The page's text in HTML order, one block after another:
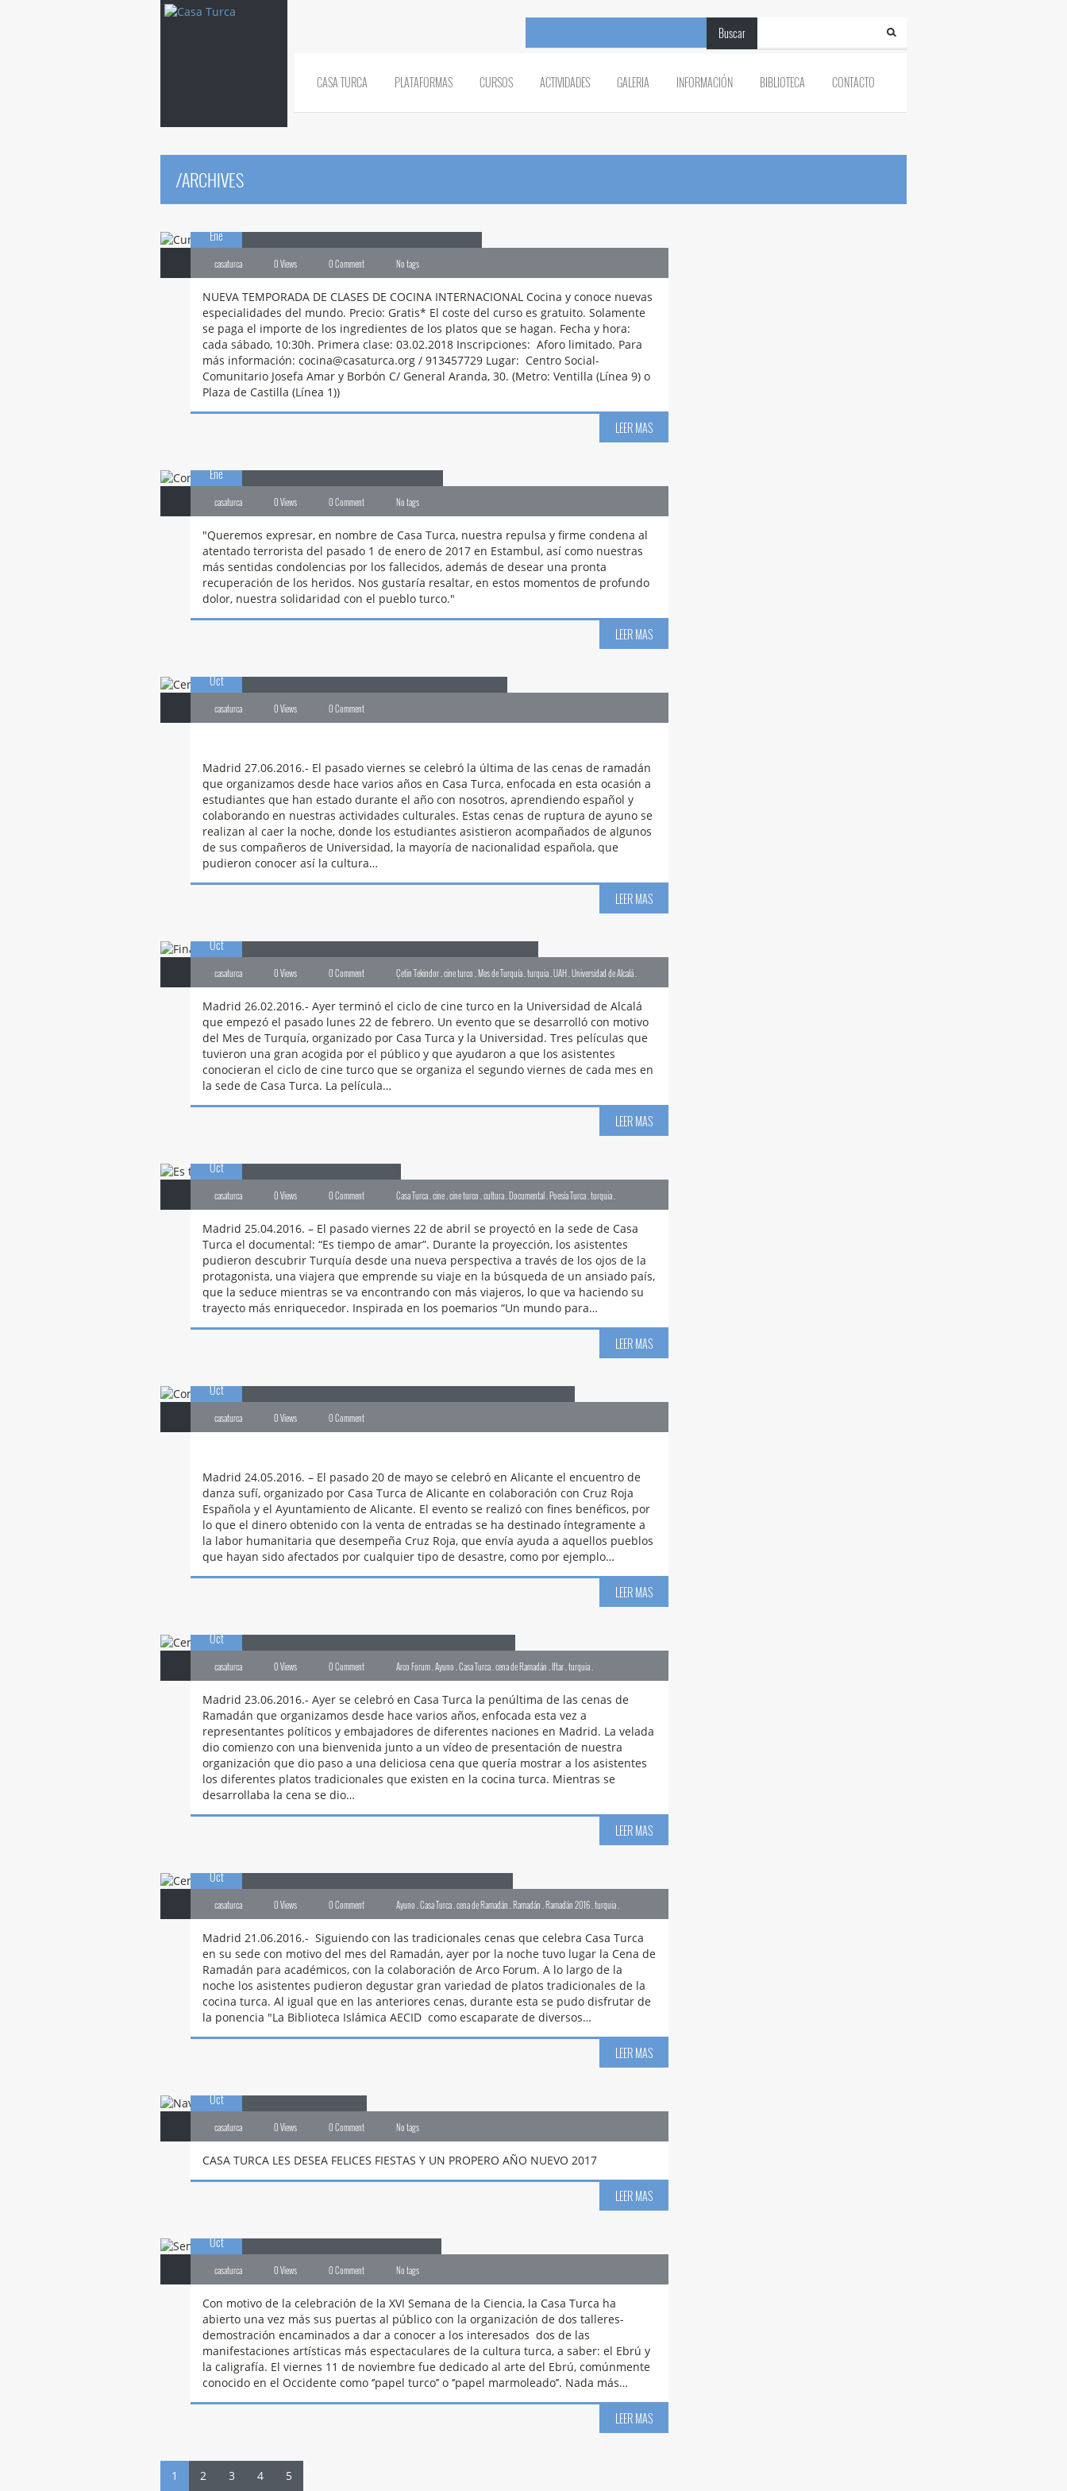
Buscar
CASA TURCA PLATAFORMAS CURSOS ACTIVIDADES GALERIA INFORMACIÓN BIBLIOTECA CONTACTO
/ARCHIVES
23
Ene
casaturca 0 Views 0 Comment No tags
NUEVA TEMPORADA DE CLASES DE COCINA INTERNACIONAL Cocina y conoce nuevas
especialidades del mundo. Precio: Gratis* El coste del curso es gratuito. Solamente
se paga el importe de los ingredientes de los platos que se hagan. Fecha y hora:
cada sábado, 10:30h. Primera clase: 03.02.2018 Inscripciones: Aforo limitado. Para
más información: cocina@casaturca.org / 913457729 Lugar: Centro Social-
Comunitario Josefa Amar y Borbón C/ General Aranda, 30. (Metro: Ventilla (Línea 9) o
Plaza de Castilla (Línea 1))
LEER MAS
Ene
casaturca 0 Views 0 Comment No tags
"Queremos expresar, en nombre de Casa Turca, nuestra repulsa y firme condena al
atentado terrorista del pasado 1 de enero de 2017 en Estambul, así como nuestras
más sentidas condolencias por los fallecidos, además de desear una pronta
recuperación de los heridos. Nos gustaría resaltar, en estos momentos de profundo
dolor, nuestra solidaridad con el pueblo turco."
LEER MAS
Oct
casaturca 0 Views 0 Comment
Madrid 27.06.2016.- El pasado viernes se celebró la última de las cenas de ramadán
que organizamos desde hace varios años en Casa Turca, enfocada en esta ocasión a
estudiantes que han estado durante el año con nosotros, aprendiendo español y
colaborando en nuestras actividades culturales. Estas cenas de ruptura de ayuno se
realizan al caer la noche, donde los estudiantes asistieron acompañados de algunos
de sus compañeros de Universidad, la mayoría de nacionalidad española, que
pudieron conocer así la cultura…
LEER MAS
Oct
casaturca 0 Views 0 Comment Çetin Tekindor . cine turco . Mes de Turquía . turquia . UAH . Universidad de Alcalá .
Madrid 26.02.2016.- Ayer terminó el ciclo de cine turco en la Universidad de Alcalá
que empezó el pasado lunes 22 de febrero. Un evento que se desarrolló con motivo
del Mes de Turquía, organizado por Casa Turca y la Universidad. Tres películas que
tuvieron una gran acogida por el público y que ayudaron a que los asistentes
conocieran el ciclo de cine turco que se organiza el segundo viernes de cada mes en
la sede de Casa Turca. La película…
LEER MAS
Oct
casaturca 0 Views 0 Comment Casa Turca . cine . cine turco . cultura . Documental . Poesía Turca . turquia .
Madrid 25.04.2016. – El pasado viernes 22 de abril se proyectó en la sede de Casa
Turca el documental: “Es tiempo de amar”. Durante la proyección, los asistentes
pudieron descubrir Turquía desde una nueva perspectiva a través de los ojos de la
protagonista, una viajera que emprende su viaje en la búsqueda de un ansiado país,
que la seduce mientras se va encontrando con más viajeros, lo que va haciendo su
trayecto más enriquecedor. Inspirada en los poemarios “Un mundo para…
LEER MAS
Oct
casaturca 0 Views 0 Comment
Madrid 24.05.2016. – El pasado 20 de mayo se celebró en Alicante el encuentro de
danza sufí, organizado por Casa Turca de Alicante en colaboración con Cruz Roja
Española y el Ayuntamiento de Alicante. El evento se realizó con fines benéficos, por
lo que el dinero obtenido con la venta de entradas se ha destinado íntegramente a
la labor humanitaria que desempeña Cruz Roja, que envía ayuda a aquellos pueblos
que hayan sido afectados por cualquier tipo de desastre, como por ejemplo…
LEER MAS
Oct
casaturca 0 Views 0 Comment Arco Forum . Ayuno . Casa Turca . cena de Ramadán . Iftar . turquia .
Madrid 23.06.2016.- Ayer se celebró en Casa Turca la penúltima de las cenas de
Ramadán que organizamos desde hace varios años, enfocada esta vez a
representantes políticos y embajadores de diferentes naciones en Madrid. La velada
dio comienzo con una bienvenida junto a un vídeo de presentación de nuestra
organización que dio paso a una deliciosa cena que quería mostrar a los asistentes
los diferentes platos tradicionales que existen en la cocina turca. Mientras se
desarrollaba la cena se dio…
LEER MAS
Oct
casaturca 0 Views 0 Comment Ayuno . Casa Turca . cena de Ramadán . Ramadán . Ramadán 2016 . turquia .
Madrid 21.06.2016.- Siguiendo con las tradicionales cenas que celebra Casa Turca
en su sede con motivo del mes del Ramadán, ayer por la noche tuvo lugar la Cena de
Ramadán para académicos, con la colaboración de Arco Forum. A lo largo de la
noche los asistentes pudieron degustar gran variedad de platos tradicionales de la
cocina turca. Al igual que en las anteriores cenas, durante esta se pudo disfrutar de
la ponencia "La Biblioteca Islámica AECID como escaparate de diversos…
LEER MAS
Oct
casaturca 0 Views 0 Comment No tags
CASA TURCA LES DESEA FELICES FIESTAS Y UN PROPERO AÑO NUEVO 2017
LEER MAS
Oct
casaturca 0 Views 0 Comment No tags
Con motivo de la celebración de la XVI Semana de la Ciencia, la Casa Turca ha
abierto una vez más sus puertas al público con la organización de dos talleres-
demostración encaminados a dar a conocer a los interesados dos de las
manifestaciones artísticas más espectaculares de la cultura turca, a saber: el Ebrú y
la caligrafía. El viernes 11 de noviembre fue dedicado al arte del Ebrú, comúnmente
conocido en el Occidente como ‘’papel turco’’ o ‘’papel marmoleado’’. Nada más…
LEER MAS
1 2 3 4 5